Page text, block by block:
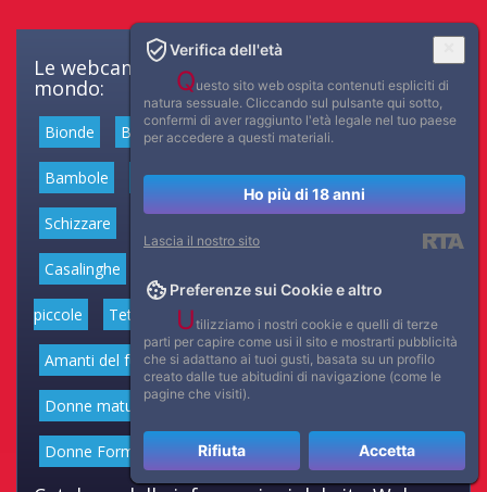
Le webcam erotiche gratuite migliori al
mondo:
Bionde Brune Rosse Adolescenti Liceali
Bambole Incinta Pornostar Sesso di gruppo
Schizzare
Casalinghe
piccole Tette medie
Amanti del fumo Giochi anali Donne latine
Donne mature Donne anziane
Donne Formose Ragazze magre Spesso
Verifica dell'età
Questo sito web ospita contenuti espliciti di
natura sessuale. Cliccando sul pulsante qui sotto,
confermi di aver raggiunto l'età legale nel tuo paese
per accedere a questi materiali.
Ho più di 18 anni
Lascia il nostro sito
Preferenze sui Cookie e altro
Utilizziamo i nostri cookie e quelli di terze
parti per capire come usi il sito e mostrarti pubblicità
che si adattano ai tuoi gusti, basata su un profilo
creato dalle tue abitudini di navigazione (come le
pagine che visiti).
Rifiuta Accetta